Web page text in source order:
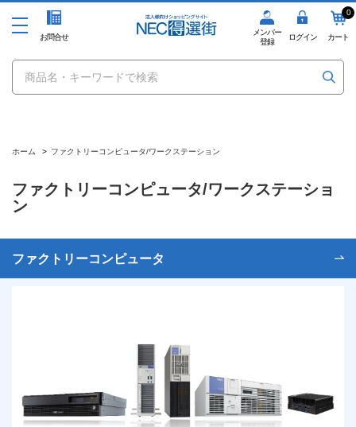
お問合せ
メンバー
登録
ログイン
0
カート
ホーム > ファクトリーコンピュータ/ワークステーション
ファクトリーコンピュータ/ワークステーショ
ン
ファクトリーコンピュータ